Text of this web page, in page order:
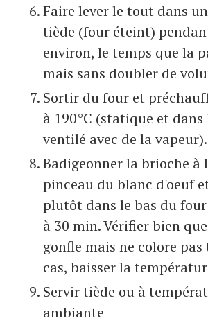
Faire lever le tout dans
tiède (four éteint)
environ, le temps que la
mais sans doubler de
Sortir du four et
à 190°C (statique et
ventilé avec de la vapeur).
Badigeonner la brioche à
pinceau du blanc d'oeuf
plutôt dans le bas du
à 30 min. Vérifier bien
gonfle mais ne colore
cas, baisser la
Servir tiède ou à
ambiante